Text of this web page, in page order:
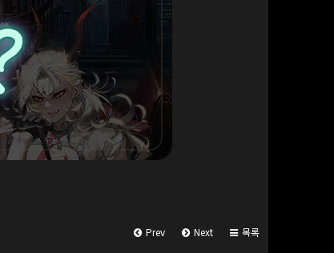
Prev Next 목록